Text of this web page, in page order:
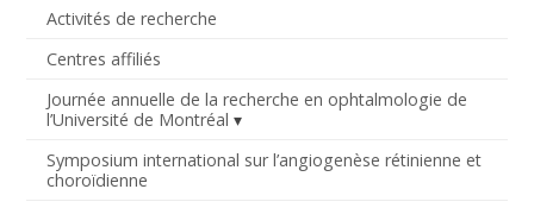
Activités de recherche
Centres affiliés
Journée annuelle de la recherche en ophtalmologie de
l’Université de Montréal
Symposium international sur l’angiogenèse rétinienne et
choroïdienne